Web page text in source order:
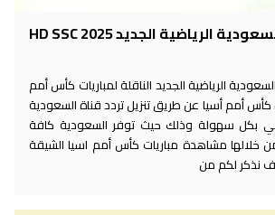
جديد تردد قناة السعودية الرياضية الجديد 2025 HD SSC
الرياضية الجديد الناقلة لمباريات كأس أمم
أمم أسيا عن طريق تنزيل تردد قناة السعودية
بكل سهولة وذلك حيث توفر السعودية كافة
خلالها مشاهدة مباريات كأس أمم اسيا الشيقة
نذكر لكم من